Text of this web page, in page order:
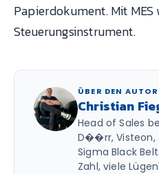
Papierdokument. Mit
Steuerungsinstrument.
ÜBER DEN
Christian
Head of Sales
D��rr, Visteon,
Sigma Black
Zahl, viele